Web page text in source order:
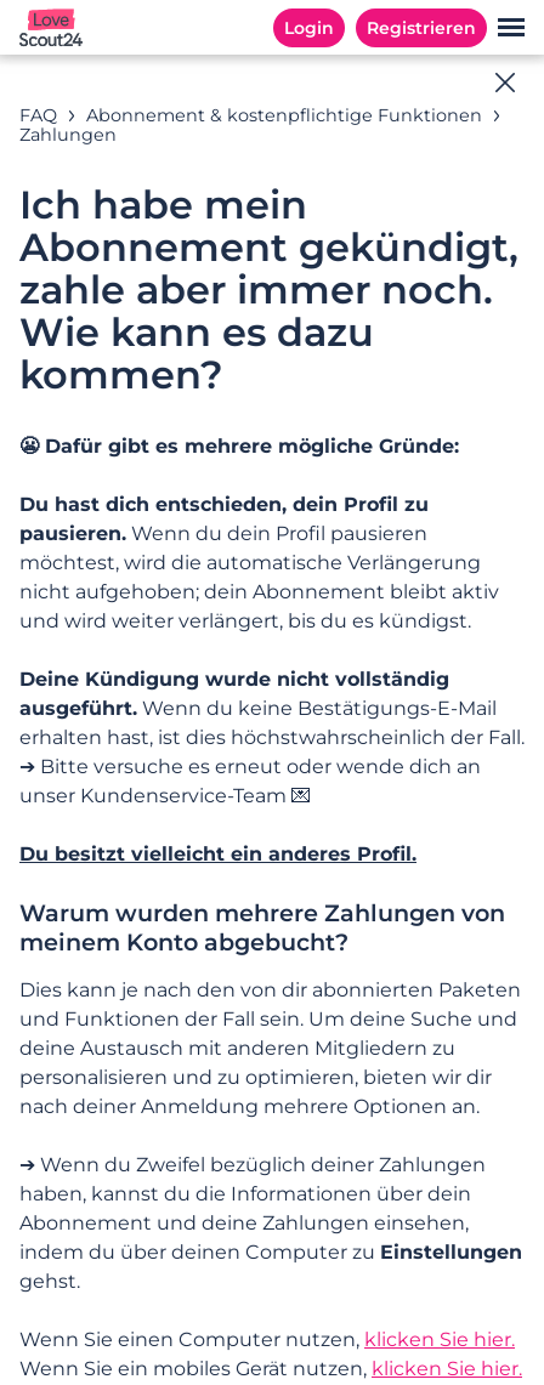
Login Registrieren
Online-Hilfe
Suchbeispiele: « Abonnement », «E-Mail Adresse », «
Registrierung »
Anmeldung und erste Schritte
Mein Profil verwalten
Funktionen, Suche & Kommunikation
Abonnement & kostenpflichtige
Funktionen
Zahlungen
Wieso muss ich mich authentifizieren, um
meinen Kauf abzuschließen?
Ich habe mein Abonnement gekündigt,
zahle aber immer noch. Wie kann es dazu
kommen?
Ich habe Probleme, ein Abonnement
abzuschließen. Was soll ich tun?
Wie kann ich die mit meinem Abonnement
verbundenen Zahlungsinformationen
Wie kann ich für mein Abonnement
FAQ
Abonnement & kostenpflichtige Funktionen
Zahlungen
Ich habe mein
Abonnement gekündigt,
zahle aber immer noch.
Wie kann es dazu
kommen?
😬 Dafür gibt es mehrere mögliche Gründe:
Du hast dich entschieden, dein Profil zu
pausieren. Wenn du dein Profil pausieren
möchtest, wird die automatische Verlängerung
nicht aufgehoben; dein Abonnement bleibt aktiv
und wird weiter verlängert, bis du es kündigst.
Deine Kündigung wurde nicht vollständig
ausgeführt. Wenn du keine Bestätigungs-E-Mail
erhalten hast, ist dies höchstwahrscheinlich der Fall.
➔ Bitte versuche es erneut oder wende dich an
unser Kundenservice-Team 💌
Du besitzt vielleicht ein anderes Profil.
Warum wurden mehrere Zahlungen von
meinem Konto abgebucht?
Dies kann je nach den von dir abonnierten Paketen
und Funktionen der Fall sein. Um deine Suche und
deine Austausch mit anderen Mitgliedern zu
personalisieren und zu optimieren, bieten wir dir
nach deiner Anmeldung mehrere Optionen an.
➔ Wenn du Zweifel bezüglich deiner Zahlungen
haben, kannst du die Informationen über dein
Abonnement und deine Zahlungen einsehen,
indem du über deinen Computer zu Einstellungen
gehst.
Wenn Sie einen Computer nutzen, klicken Sie hier.
Wenn Sie ein mobiles Gerät nutzen, klicken Sie hier.